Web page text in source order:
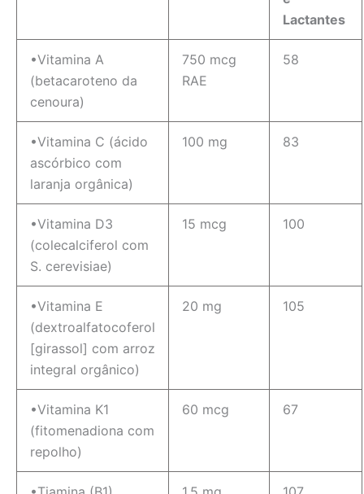
Lactantes
•Vitamina A
(betacaroteno da
cenoura)
750 mcg
RAE
58
•Vitamina C (ácido
ascórbico com
laranja orgânica)
100 mg 83
•Vitamina D3
(colecalciferol com
S. cerevisiae)
15 mcg 100
•Vitamina E
(dextroalfatocoferol
[girassol] com arroz
integral orgânico)
20 mg 105
•Vitamina K1
(fitomenadiona com
repolho)
60 mcg 67